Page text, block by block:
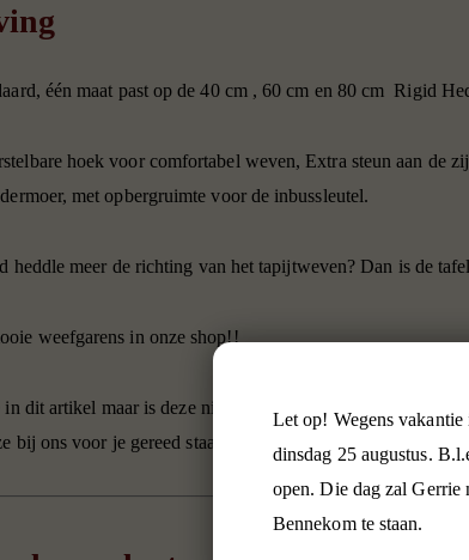
één maat past op de 40 cm , 60 cm en 80 cm Rigid
hoek voor comfortabel weven, Extra steun aan de
met opbergruimte voor de inbussleutel.
heddle meer de richting van het tapijtweven? Dan is de
weefgarens in onze shop!!
in dit artikel maar is deze niet in voorraad? Vrijblijvend
bij ons voor je gereed staat! Wij informeren je uiteraard
Let op! Wegens vakantie
dinsdag 25 augustus.
open. Die dag zal
Bennekom te staan.